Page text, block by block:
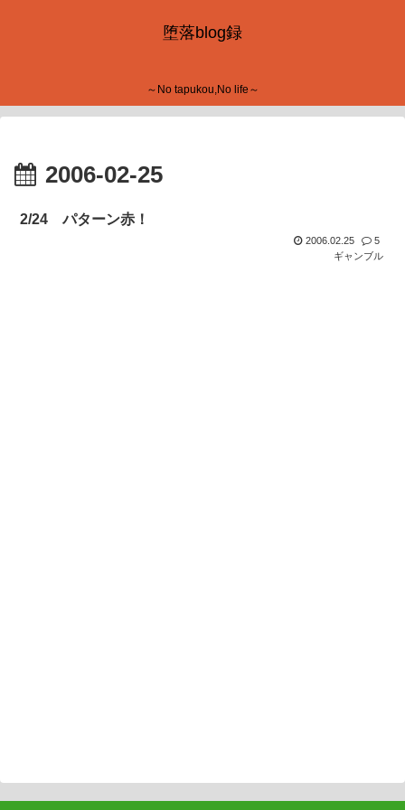
堕落blog録
～No tapukou,No life～
2006-02-25
2/24 パターン赤！
2006.02.25
5
ギャンブル